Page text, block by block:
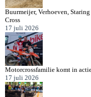
Buurmeijer, Verhoeven,
Cross
17 juli 2026
Motorcrossfamilie komt in
17 juli 2026